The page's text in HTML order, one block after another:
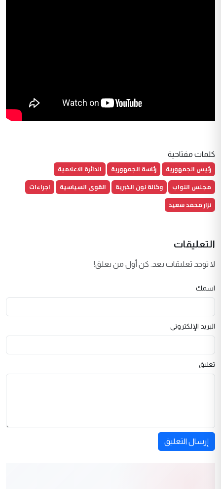
كلمات مفتاحية
رئيس الجمهورية رئاسة الجمهورية
الدائرة الاعلامية
مجلس النواب
وكالة نون الخبرية القوى السياسية
اجراءات
نزار محمد سعيد
التعليقات
لا توجد تعليقات بعد. كن أول من يعلق!
اسمك
البريد الإلكتروني
تعليق
إرسال التعليق